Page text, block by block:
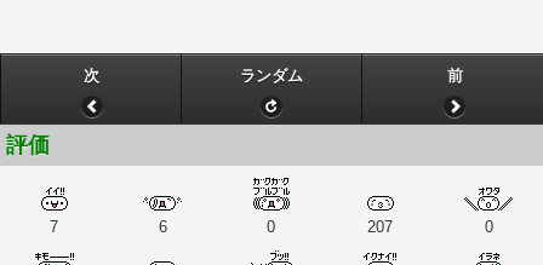
次 ランダム 前
評価
7 6 0 207 0